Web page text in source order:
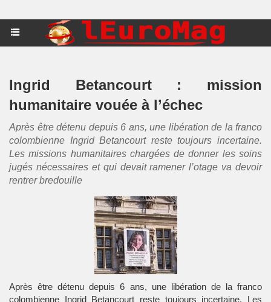
Ingrid Betancourt : mission
humanitaire vouée à l’échec
Après être détenu depuis 6 ans, une libération de la franco
colombienne Ingrid Betancourt reste toujours incertaine.
Les missions humanitaires chargées de donner les soins
jugés nécessaires et qui devait ramener l’otage va devoir
rentrer bredouille
Après être détenu depuis 6 ans, une libération de la franco
colombienne Ingrid Betancourt reste toujours incertaine. Les